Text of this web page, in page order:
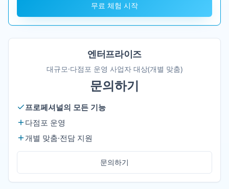
무료 체험 시작
엔터프라이즈
대규모·다점포 운영 사업자 대상(개별 맞춤)
문의하기
프로페셔널의 모든 기능
다점포 운영
개별 맞춤·전담 지원
문의하기